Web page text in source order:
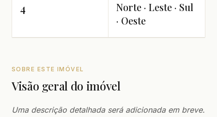
4
Norte · Leste · Sul
· Oeste
SOBRE ESTE IMÓVEL
Visão geral do imóvel
Uma descrição detalhada será adicionada em breve.